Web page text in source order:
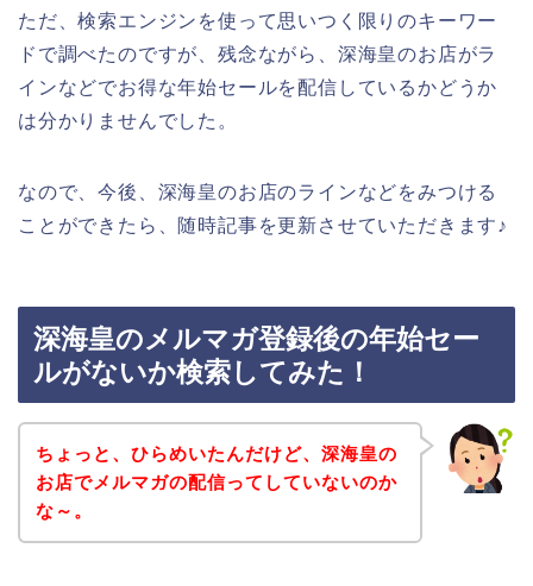
ただ、検索エンジンを使って思いつく限りのキーワー
ドで調べたのですが、残念ながら、深海皇のお店がラ
インなどでお得な年始セールを配信しているかどうか
は分かりませんでした。
なので、今後、深海皇のお店のラインなどをみつける
ことができたら、随時記事を更新させていただきます♪
深海皇のメルマガ登録後の年始セー
ルがないか検索してみた！
ちょっと、ひらめいたんだけど、深海皇の
お店でメルマガの配信ってしていないのか
な～。